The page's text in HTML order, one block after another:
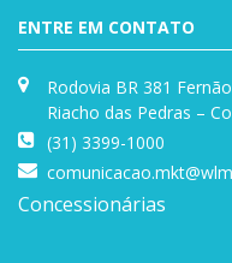
ENTRE EM CONTATO
Rodovia BR 381
Riacho das Pedras –
(31) 3399-1000
Concessionárias